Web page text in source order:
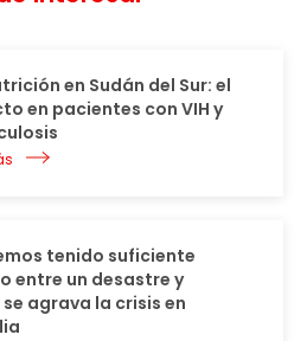
en Sudán del Sur: el
en pacientes con VIH y
tenido suficiente
entre un desastre y
agrava la crisis en